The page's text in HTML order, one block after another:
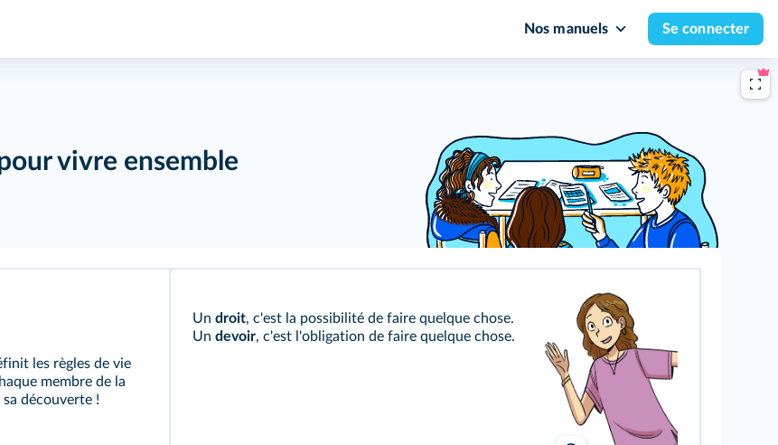
Nos manuels Se connecter
vivre ensemble
les règles de vie
membre de la
découverte !
Un droit, c'est la possibilité de faire quelque chose.
Un devoir, c'est l'obligation de faire quelque chose.